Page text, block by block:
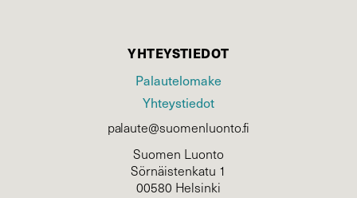
YHTEYSTIEDOT
Palautelomake
Yhteystiedot
palaute@suomenluonto.fi
Suomen Luonto
Sörnäistenkatu 1
00580 Helsinki